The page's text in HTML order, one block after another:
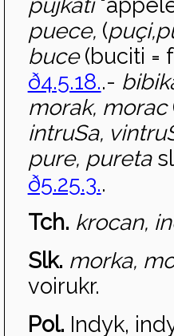
puece, (puçi,
buce(buciti =
ð4.5.18..-
morak, morac
intruSa,
pure, pureta
ð5.25.3..
Tch. krocan,
Slk. morka,
voirukr.
Pol. Indyk,